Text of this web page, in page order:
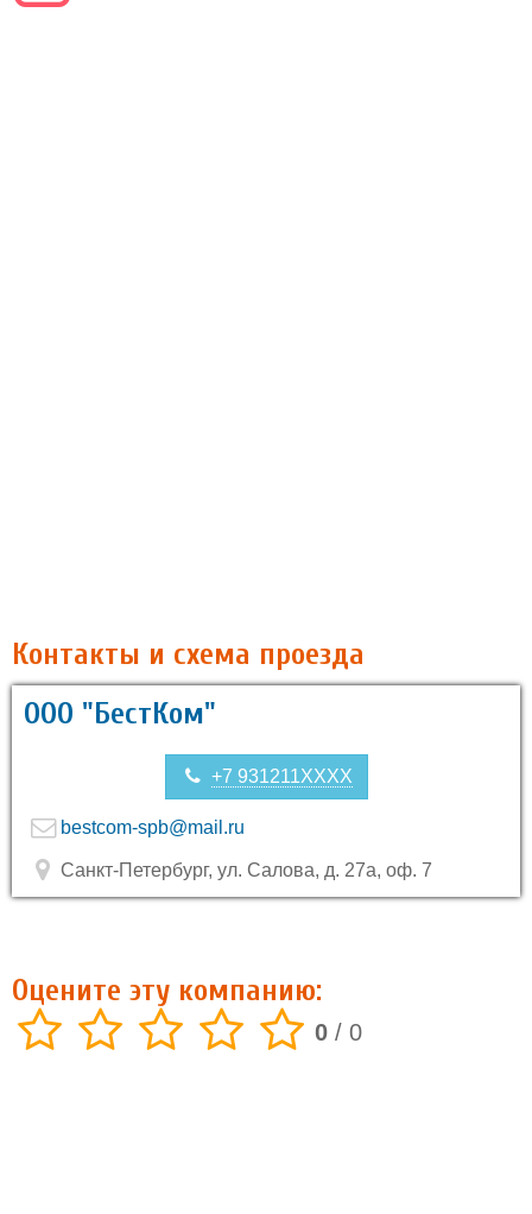
Контакты и схема проезда
ООО "БестКом"
+7 931211XXXX
bestcom-spb@mail.ru
Санкт-Петербург, ул. Салова, д. 27а, оф. 7
Оцените эту компанию:
0 / 0